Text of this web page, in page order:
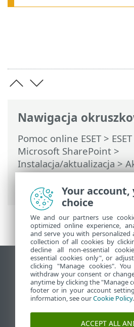
Nawigacja
Pomoc online ESET>
Microsoft SharePoint >
Instalacja/aktualizacja>
najnowszej wersji>
użyciu programu ESET
Wyświetl witrynę
komputerów
End of Life
Baza wiedzy ESET
Forum ESET
Your account,
choice
We and our partners use
optimized online experience,
and serve you with personalized
collection of all cookies by
decline all non-essential
essential cookies only", or
clicking "Manage cookies".
withdraw your consent or
anytime by clicking the "Manage
footer or in your account
information, see ourCookie Policy.
ACCEPT ALL